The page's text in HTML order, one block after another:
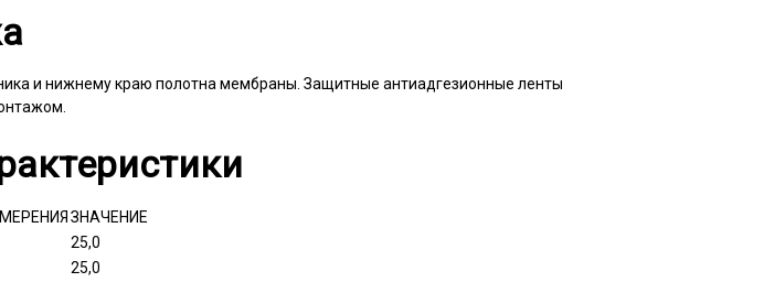
и нижнему краю полотна мембраны. Защитные антиадгезионные ленты
ЗНАЧЕНИЕ
25,0
25,0